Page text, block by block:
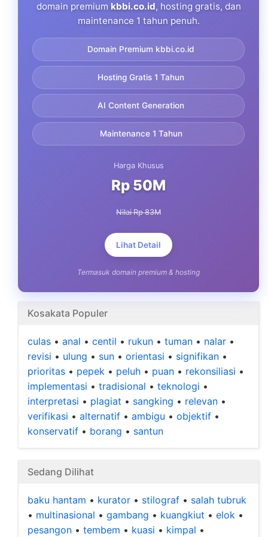
domain premium kbbi.co.id, hosting gratis, dan
maintenance 1 tahun penuh.
Domain Premium kbbi.co.id
Hosting Gratis 1 Tahun
AI Content Generation
Maintenance 1 Tahun
Harga Khusus
Rp 50M
Nilai Rp 83M
Lihat Detail
Termasuk domain premium & hosting
Kosakata Populer
culas • anal • centil • rukun • tuman • nalar •
revisi • ulung • sun • orientasi • signifikan •
prioritas • pepek • peluh • puan • rekonsiliasi •
implementasi • tradisional • teknologi •
interpretasi • plagiat • sangking • relevan •
verifikasi • alternatif • ambigu • objektif •
konservatif • borang • santun
Sedang Dilihat
baku hantam • kurator • stilograf • salah tubruk
• multinasional • gambang • kuangkiut • elok •
pesangon • tembem • kuasi • kimpal •